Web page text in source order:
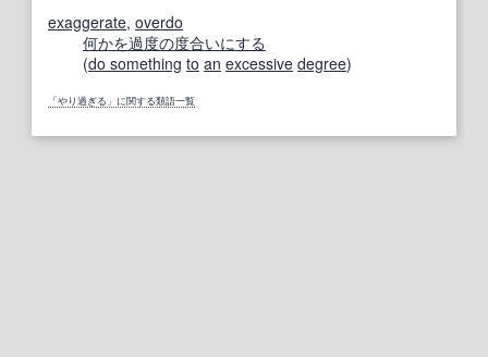
exaggerate, overdo
何かを過度の度合いにする
(do something to an excessive degree)
「やり過ぎる」に関する類語一覧